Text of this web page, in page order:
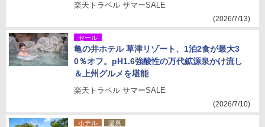
楽天トラベル サマーSALE
(2026/7/13)
セール
亀の井ホテル 草津リゾート、1泊2食が最大3
0％オフ。pH1.6強酸性の万代鉱源泉かけ流し
＆上州グルメを堪能
楽天トラベル サマーSALE
(2026/7/10)
ホテル 温泉